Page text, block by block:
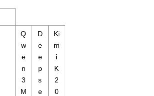
Q
w
e
n
3
M
D
e
e
p
s
e
Ki
m
i
K
2
0